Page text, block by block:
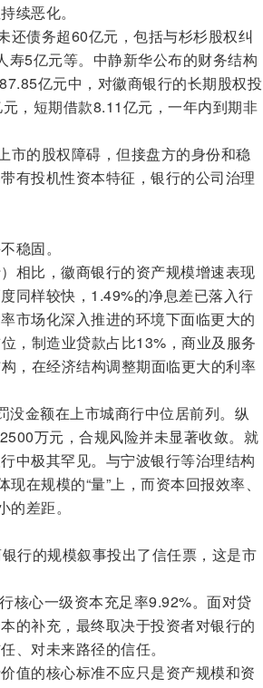
续恶化。
还债务超60亿元，包括与杉杉股权纠
5亿元等。中静新华公布的财务结构
亿元中，对徽商银行的长期股权投
，短期借款8.11亿元，一年内到期非
市的股权障碍，但接盘方的身份和稳
有投机性资本特征，银行的公司治理
稳固。
相比，徽商银行的资产规模增速表现
同样较快，1.49%的净息差已落入行
市场化深入推进的环境下面临更大的
，制造业贷款占比13%，商业及服务
，在经济结构调整期面临更大的利率
金额在上市城商行中位居前列。纵
万元，合规风险并未显著收敛。就
中极其罕见。与宁波银行等治理结构
在规模的“量”上，而资本回报效率、
差距。
行的规模叙事投出了信任票，这是市
核心一级资本充足率9.92%。面对贷
的补充，最终取决于投资者对银行的
对未来路径的信任。
值的核心标准不应只是资产规模和资